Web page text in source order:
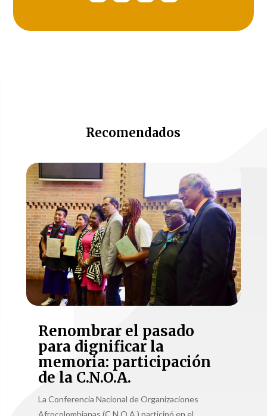
Recomendados
Renombrar el pasado
para dignificar la
memoria: participación
de la C.N.O.A.
La Conferencia Nacional de Organizaciones
Afrocolombianas (C.N.O.A.) participó en el